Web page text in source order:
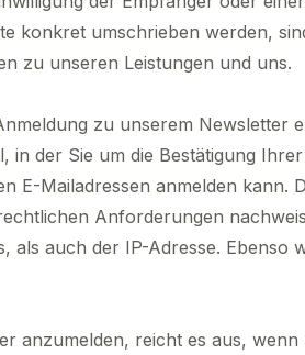
konkret umschrieben werden,
zu unseren Leistungen und uns.
zu unserem Newsletter
der Sie um die Bestätigung
E-Mailadressen anmelden
Anforderungen
als auch der IP-Adresse.
anzumelden, reicht es aus,